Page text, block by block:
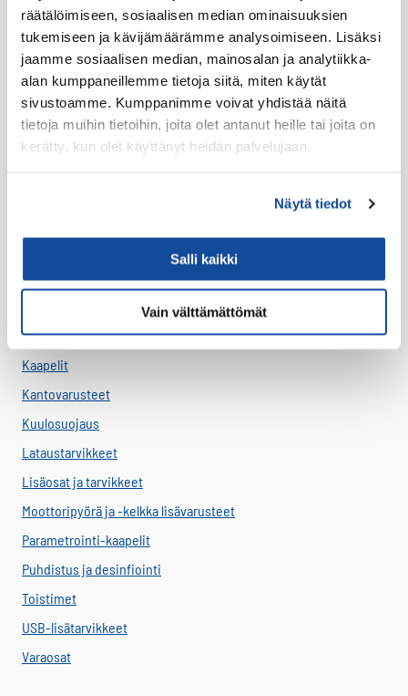
räätälöimiseen, sosiaalisen median ominaisuuksien
tukemiseen ja kävijämäärämme analysoimiseen. Lisäksi
jaamme sosiaalisen median, mainosalan ja analytiikka-
alan kumppaneillemme tietoja siitä, miten käytät
sivustoamme. Kumppanimme voivat yhdistää näitä
tietoja muihin tietoihin, joita olet antanut heille tai joita on
kerätty, kun olet käyttänyt heidän palvelujaan.
Näytä tiedot
Salli kaikki
Vain välttämättömät
Varaosat
Varavirtalähteet
Virve
VIRVE -päätelaitteet
Asennus
Handsfree
Kaapelit
Kantovarusteet
Kuulosuojaus
Lataustarvikkeet
Lisäosat ja tarvikkeet
Moottoripyörä ja -kelkka lisävarusteet
Parametrointi-kaapelit
Puhdistus ja desinfiointi
Toistimet
USB-lisätarvikkeet
Varaosat